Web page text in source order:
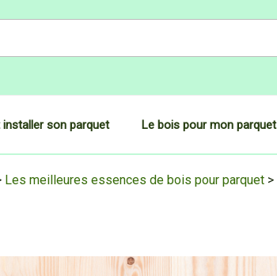
son parquet Le bois pour mon parquet
Les meilleures essences de bois pour parquet >